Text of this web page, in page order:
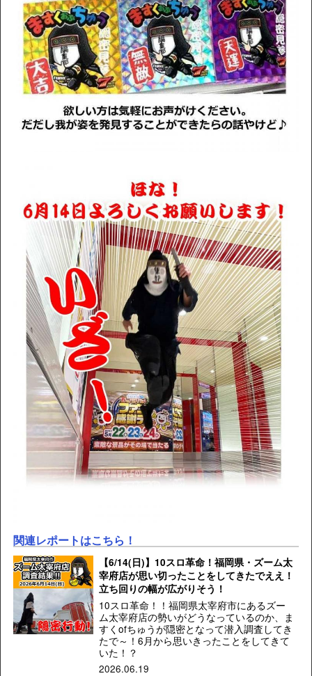
関連レポートはこちら！
【6/14(日)】10スロ革命！福岡県・ズーム太
宰府店が思い切ったことをしてきたでええ！
立ち回りの幅が広がりそう！
10スロ革命！！福岡県太宰府市にあるズー
ム太宰府店の勢いがどうなっているのか、ま
すくofちゅうが隠密となって潜入調査してき
たで～！6月から思いきったことをしてきて
いた！？
2026.06.19